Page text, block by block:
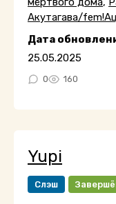
Акутагава/
Дата
25.05.2025
0 160
Yupi
Слэш